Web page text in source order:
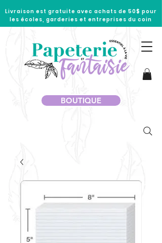
Livraison est gratuite avec achats de 50$ pour
les écoles, garderies et entreprises du coin
BOUTIQUE